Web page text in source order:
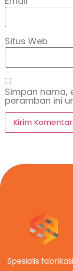
Situs Web
Simpan nama,
peramban ini
Spesialis